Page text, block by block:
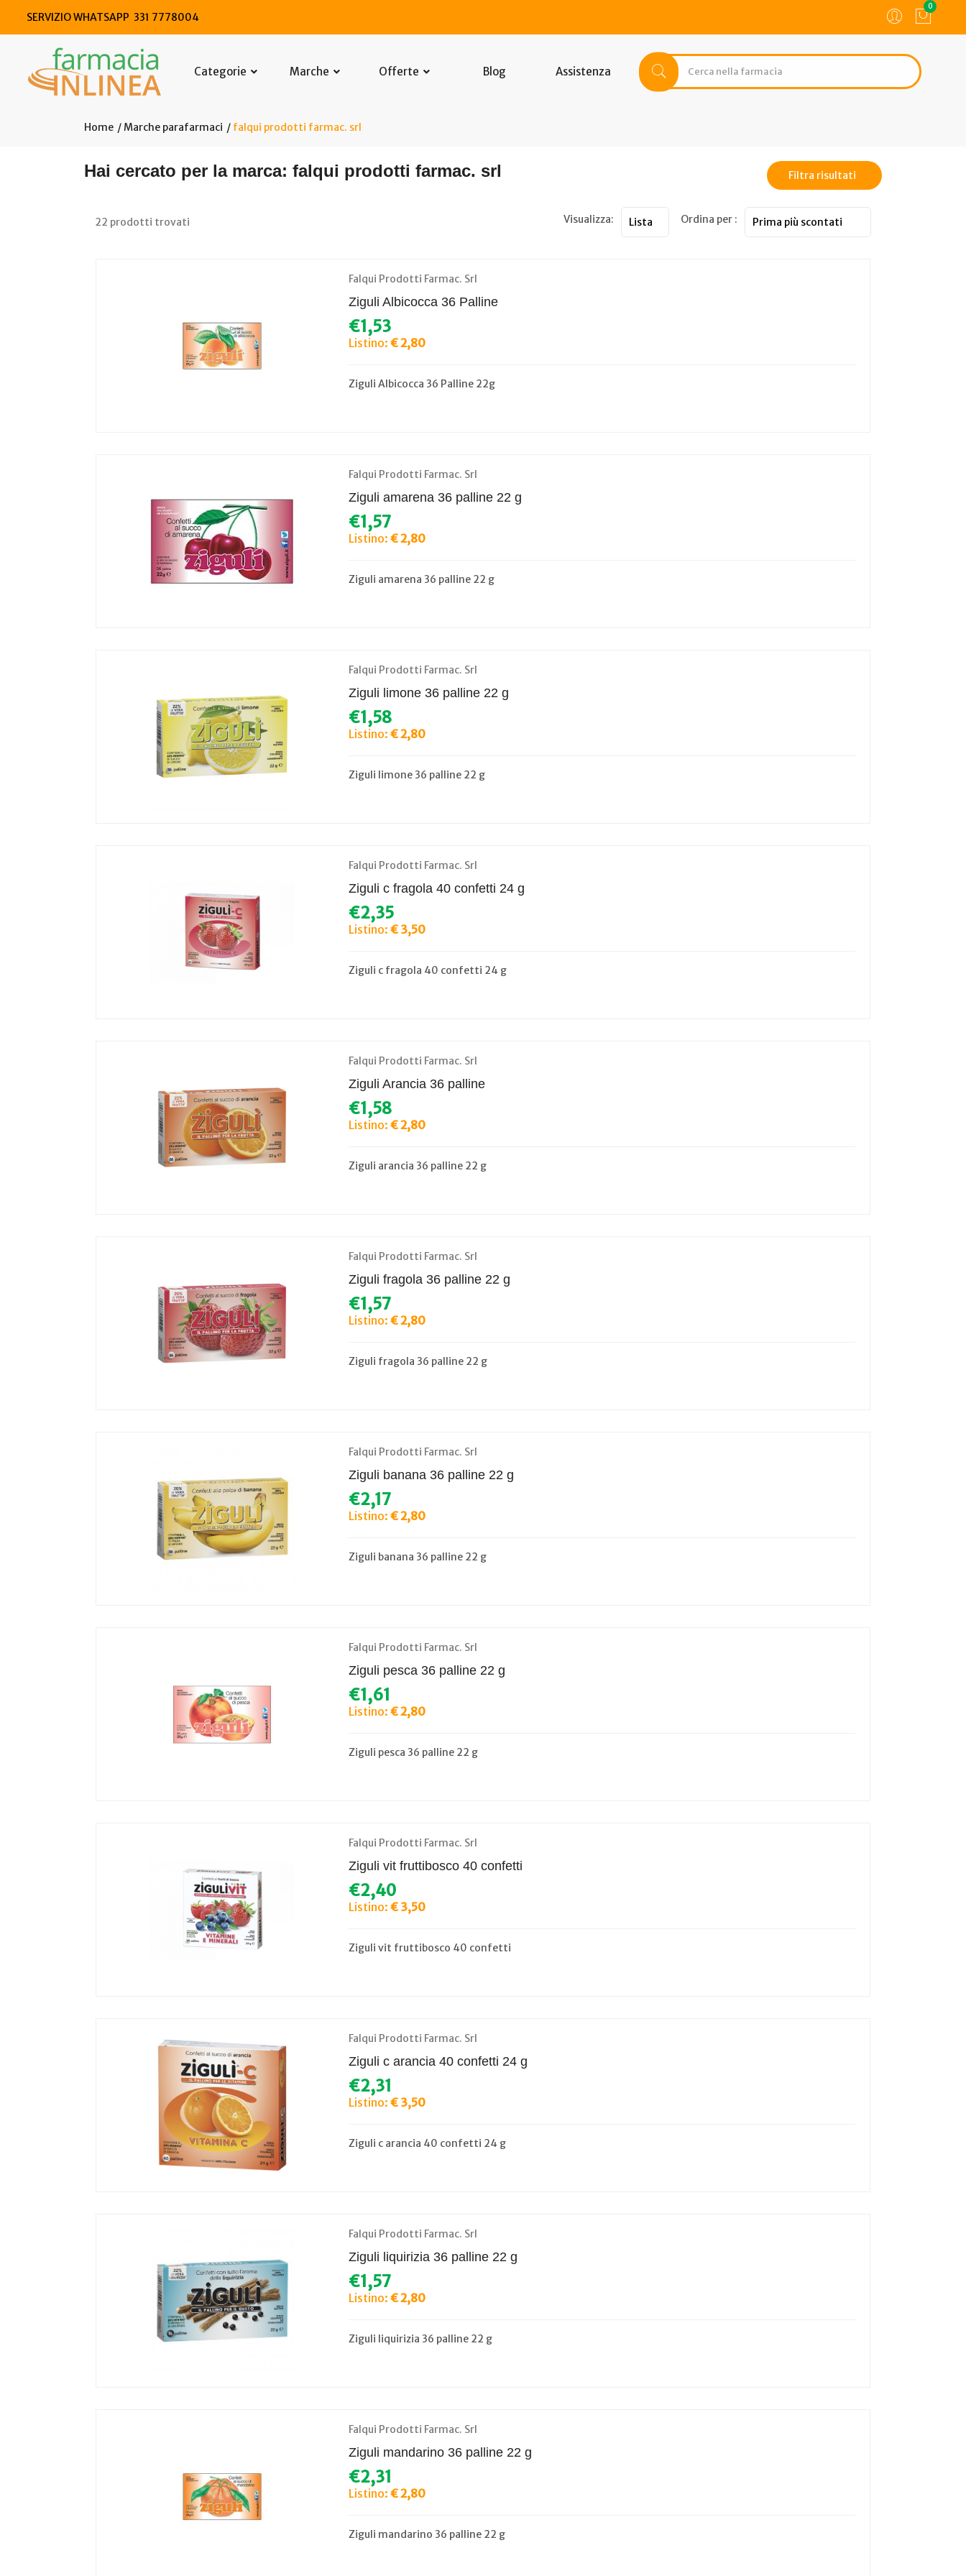
SERVIZIO WHATSAPP 331 7778004
0
Categorie Marche Offerte Blog Assistenza
Home Marche parafarmaci falqui prodotti farmac. srl
Hai cercato per la marca: falqui prodotti farmac. srl Filtra risultati
22 prodotti trovati Visualizza: Ordina per :
Falqui Prodotti Farmac. Srl
Ziguli Albicocca 36 Palline
€1,53
Listino: € 2,80
Ziguli Albicocca 36 Palline 22g
Falqui Prodotti Farmac. Srl
Ziguli amarena 36 palline 22 g
€1,57
Listino: € 2,80
Ziguli amarena 36 palline 22 g
Falqui Prodotti Farmac. Srl
Ziguli limone 36 palline 22 g
€1,58
Listino: € 2,80
Ziguli limone 36 palline 22 g
Falqui Prodotti Farmac. Srl
Ziguli c fragola 40 confetti 24 g
€2,35
Listino: € 3,50
Ziguli c fragola 40 confetti 24 g
Falqui Prodotti Farmac. Srl
Ziguli Arancia 36 palline
€1,58
Listino: € 2,80
Ziguli arancia 36 palline 22 g
Falqui Prodotti Farmac. Srl
Ziguli fragola 36 palline 22 g
€1,57
Listino: € 2,80
Ziguli fragola 36 palline 22 g
Falqui Prodotti Farmac. Srl
Ziguli banana 36 palline 22 g
€2,17
Listino: € 2,80
Ziguli banana 36 palline 22 g
Falqui Prodotti Farmac. Srl
Ziguli pesca 36 palline 22 g
€1,61
Listino: € 2,80
Ziguli pesca 36 palline 22 g
Falqui Prodotti Farmac. Srl
Ziguli vit fruttibosco 40 confetti
€2,40
Listino: € 3,50
Ziguli vit fruttibosco 40 confetti
Falqui Prodotti Farmac. Srl
Ziguli c arancia 40 confetti 24 g
€2,31
Listino: € 3,50
Ziguli c arancia 40 confetti 24 g
Falqui Prodotti Farmac. Srl
Ziguli liquirizia 36 palline 22 g
€1,57
Listino: € 2,80
Ziguli liquirizia 36 palline 22 g
Falqui Prodotti Farmac. Srl
Ziguli mandarino 36 palline 22 g
€2,31
Listino: € 2,80
Ziguli mandarino 36 palline 22 g